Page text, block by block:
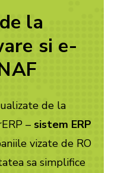
la
si e-
de la
– sistem ERP
vizate de RO
sa simplifice